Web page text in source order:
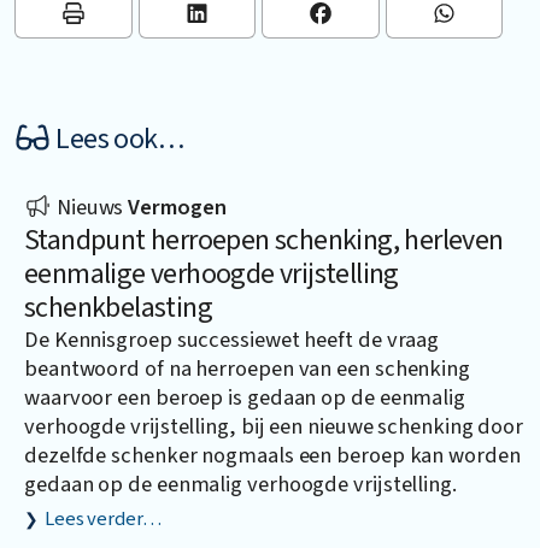
Lees ook…
NieuwsVermogen
Standpunt herroepen schenking, herleven
eenmalige verhoogde vrijstelling
schenkbelasting
De Kennisgroep successiewet heeft de vraag
beantwoord of na herroepen van een schenking
waarvoor een beroep is gedaan op de eenmalig
verhoogde vrijstelling, bij een nieuwe schenking door
dezelfde schenker nogmaals een beroep kan worden
gedaan op de eenmalig verhoogde vrijstelling.
Lees verder…